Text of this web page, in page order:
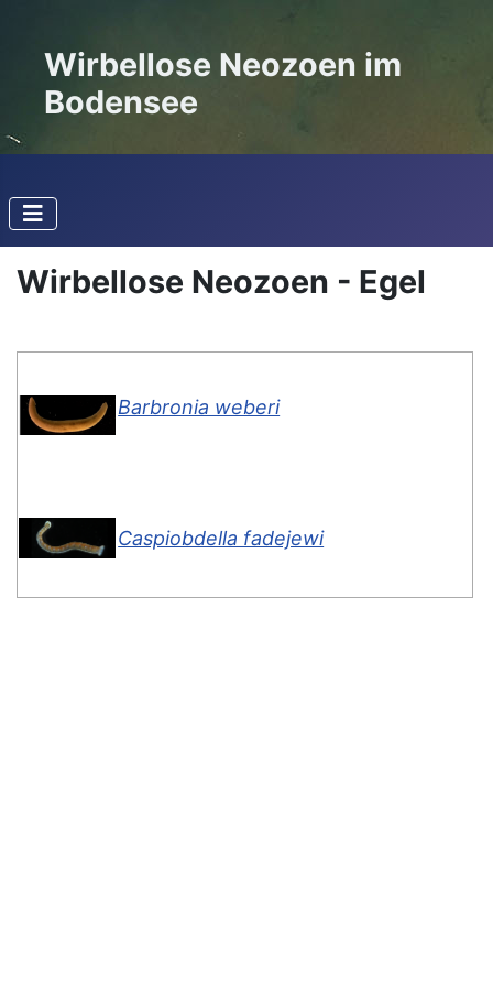
Wirbellose Neozoen im
Bodensee
Wirbellose Neozoen - Egel
Barbronia weberi
Caspiobdella fadejewi